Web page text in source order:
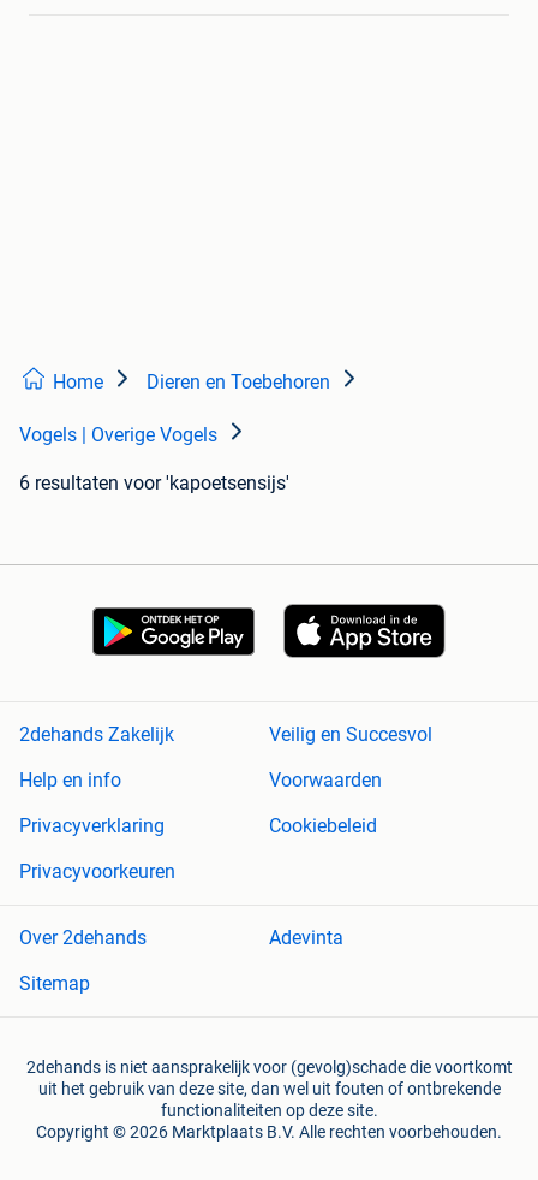
Home Dieren en Toebehoren
Vogels | Overige Vogels
6 resultaten voor 'kapoetsensijs'
2dehands Zakelijk
Veilig en Succesvol
Help en info
Voorwaarden
Privacyverklaring
Cookiebeleid
Privacyvoorkeuren
Over 2dehands
Adevinta
Sitemap
2dehands is niet aansprakelijk voor (gevolg)schade die voortkomt
uit het gebruik van deze site, dan wel uit fouten of ontbrekende
functionaliteiten op deze site.
Copyright © 2026 Marktplaats B.V. Alle rechten voorbehouden.